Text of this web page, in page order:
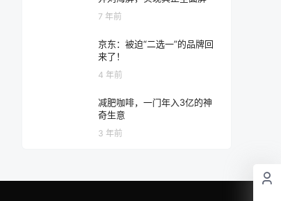
7 年前
京东：被迫“二选一”的品牌回
来了！
4 年前
减肥咖啡，一门年入3亿的神
奇生意
3 年前